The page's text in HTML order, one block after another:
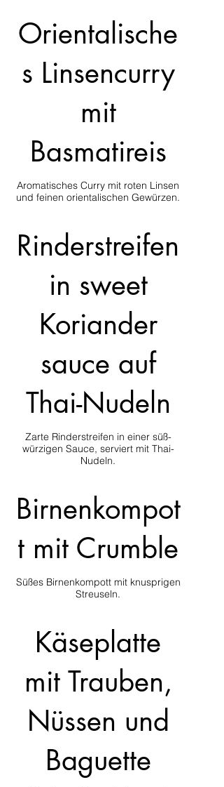
Orientalische
s Linsencurry
mit
Basmatireis
Aromatisches Curry mit roten Linsen
und feinen orientalischen Gewürzen.
Rinderstreifen
in sweet
Koriander
sauce auf
Thai-Nudeln
Zarte Rinderstreifen in einer süß-
würzigen Sauce, serviert mit Thai-
Nudeln.
Birnenkompot
t mit Crumble
Süßes Birnenkompott mit knusprigen
Streuseln.
Käseplatte
mit Trauben,
Nüssen und
Baguette